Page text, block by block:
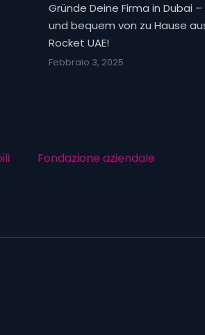
Gründe Deine Firma in Dubai
und bequem von zu Hause
Rocket UAE!
Febbraio 3, 2025
Fondazione aziendale